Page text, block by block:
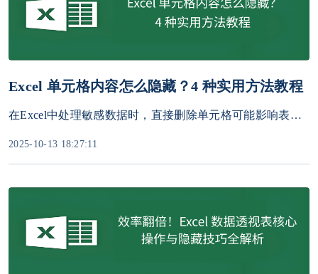
Excel 单元格内容怎么隐藏？4 种实用方法教程
在Excel中处理敏感数据时，直接删除单元格可能影响表格结构，而简单隐藏行/列又容易被取消隐藏破解。如何彻底隐藏单元格内容，同时保留数据可恢复性？本文将提供4种专业方法，涵盖基础操作到高级技巧，助你轻松保护隐私信息！
2025-10-13 18:27:11